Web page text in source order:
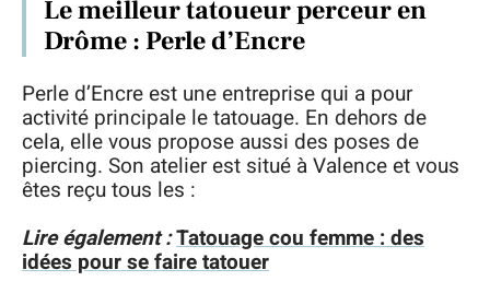
Le meilleur tatoueur perceur en
Drôme : Perle d’Encre
Perle d’Encre est une entreprise qui a pour
activité principale le tatouage. En dehors de
cela, elle vous propose aussi des poses de
piercing. Son atelier est situé à Valence et vous
êtes reçu tous les :
Lire également :Tatouage cou femme : des
idées pour se faire tatouer